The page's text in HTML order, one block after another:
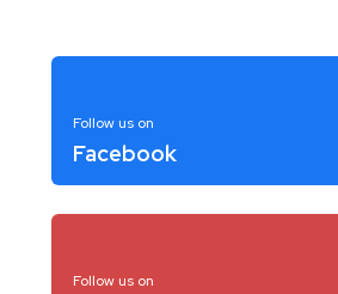
Follow us on
Facebook
Follow us on